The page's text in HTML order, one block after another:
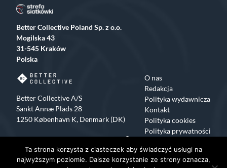
Better Collective Poland Sp. z o.o.
Mogilska 43
31-545 Kraków
Polska
Better Collective A/S
Sankt Annæ Plads 28
1250 København K, Denmark (DK)
O nas
Redakcja
Polityka wydawnicza
Kontakt
Polityka cookies
Polityka prywatności
Facebook
X Instagram
TikTok
Copyrights 2015-2024 Strefa Siatkówki All rights reserved
Ta strona korzysta z ciasteczek aby świadczyć usługi na
najwyższym poziomie. Dalsze korzystanie ze strony oznacza,